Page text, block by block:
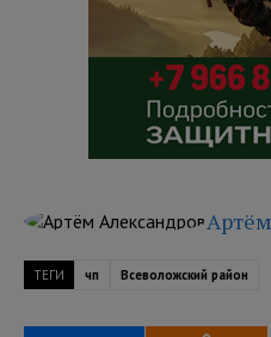
ТЕГИ чп Всеволожский район